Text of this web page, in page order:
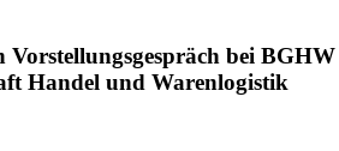
Vorstellungsgespräch bei BGHW
Handel und Warenlogistik